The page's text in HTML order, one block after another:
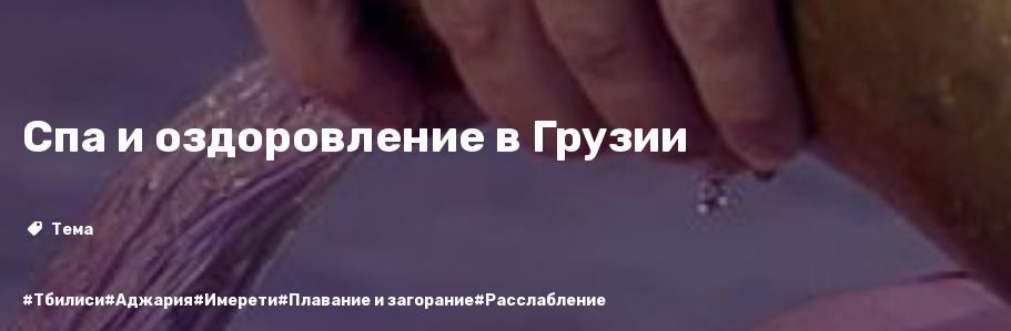
Спа и оздоровление в Грузии
Тема
#Тбилиси#Аджария#Имерети#Плавание и загорание#Расслабление